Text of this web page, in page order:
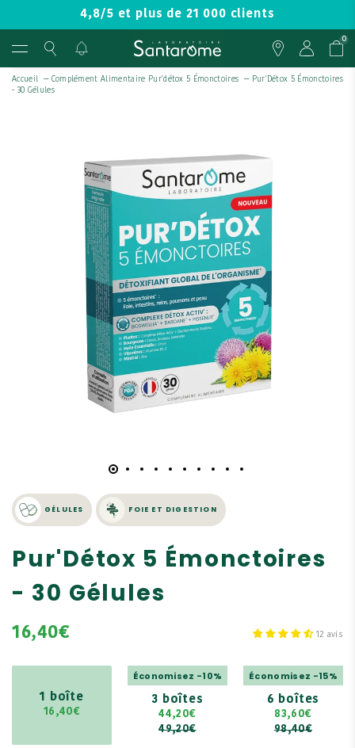
4,8/5 et plus de 21 000 clients
0
Accueil — Complément Alimentaire Pur'détox 5 Émonctoires — Pur'Détox 5 Émonctoires
- 30 Gélules
GÉLULES FOIE ET DIGESTION
Pur'Détox 5 Émonctoires
- 30 Gélules
16,40€ 12 avis
1 boîte
16,40€
3 boîtes
Économisez -10%
44,20€
49,20€
6 boîtes
Économisez -15%
83,60€
98,40€